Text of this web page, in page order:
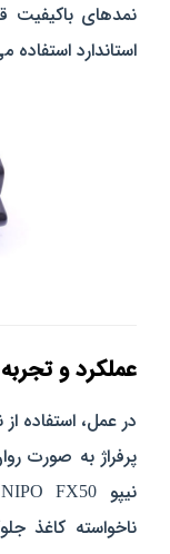
نمدهای باکیفیت
استاندارد استفاده
عملکرد و
در عمل، استفاده
پرفراژ به‌ صورت
ناخواسته کاغذ